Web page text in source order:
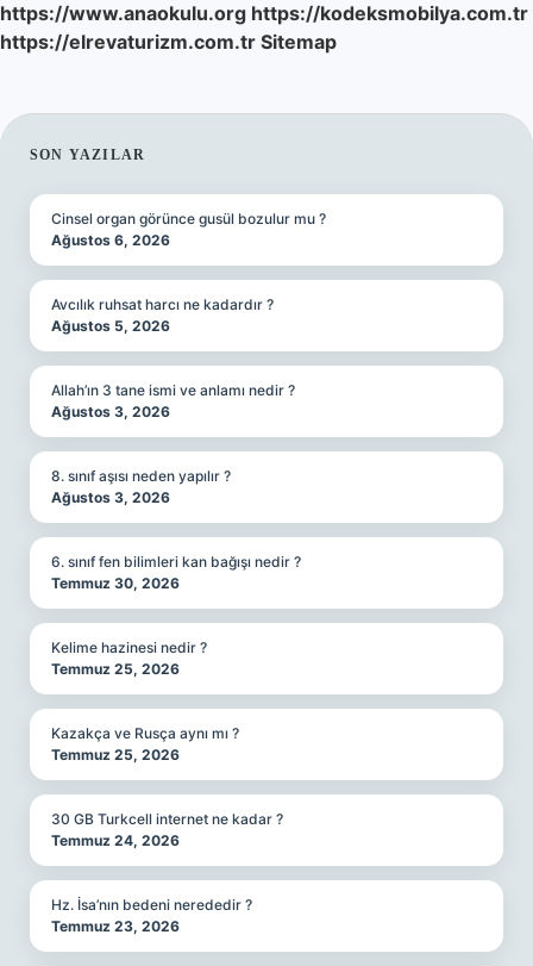
https://www.anaokulu.org https://kodeksmobilya.com.tr
https://elrevaturizm.com.tr Sitemap
SIDEBAR
SON YAZILAR
Cinsel organ görünce gusül bozulur mu ?
Ağustos 6, 2026
Avcılık ruhsat harcı ne kadardır ?
Ağustos 5, 2026
Allah’ın 3 tane ismi ve anlamı nedir ?
Ağustos 3, 2026
8. sınıf aşısı neden yapılır ?
Ağustos 3, 2026
6. sınıf fen bilimleri kan bağışı nedir ?
Temmuz 30, 2026
Kelime hazinesi nedir ?
Temmuz 25, 2026
Kazakça ve Rusça aynı mı ?
Temmuz 25, 2026
30 GB Turkcell internet ne kadar ?
Temmuz 24, 2026
Hz. İsa’nın bedeni nerededir ?
Temmuz 23, 2026